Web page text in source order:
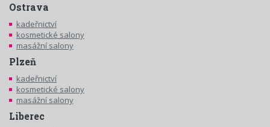
Ostrava
kadeřnictví
kosmetické salony
masážní salony
Plzeň
kadeřnictví
kosmetické salony
masážní salony
Liberec